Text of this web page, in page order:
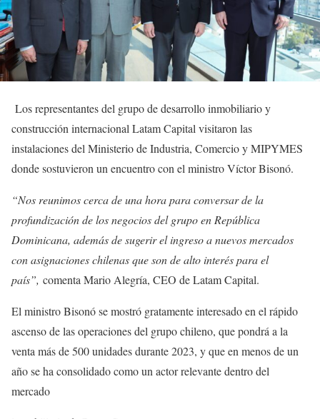
Los representantes del grupo de desarrollo inmobiliario y
construcción internacional Latam Capital visitaron las
instalaciones del Ministerio de Industria, Comercio y MIPYMES
donde sostuvieron un encuentro con el ministro Víctor Bisonó.
“Nos reunimos cerca de una hora para conversar de la
profundización de los negocios del grupo en República
Dominicana, además de sugerir el ingreso a nuevos mercados
con asignaciones chilenas que son de alto interés para el
país”, comenta Mario Alegría, CEO de Latam Capital.
El ministro Bisonó se mostró gratamente interesado en el rápido
ascenso de las operaciones del grupo chileno, que pondrá a la
venta más de 500 unidades durante 2023, y que en menos de un
año se ha consolidado como un actor relevante dentro del
mercado